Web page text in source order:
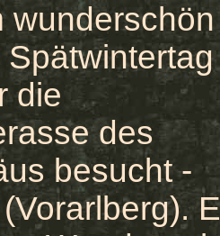
wunderschön
die
des
besucht -